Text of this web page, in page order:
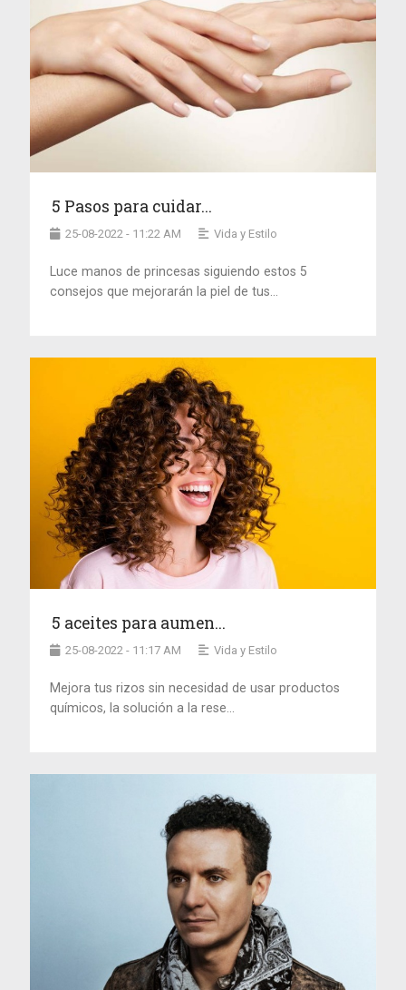
5 Pasos para cuidar...
25-08-2022 - 11:22 AM Vida y Estilo
Luce manos de princesas siguiendo estos 5
consejos que mejorarán la piel de tus...
5 aceites para aumen...
25-08-2022 - 11:17 AM Vida y Estilo
Mejora tus rizos sin necesidad de usar productos
químicos, la solución a la rese...